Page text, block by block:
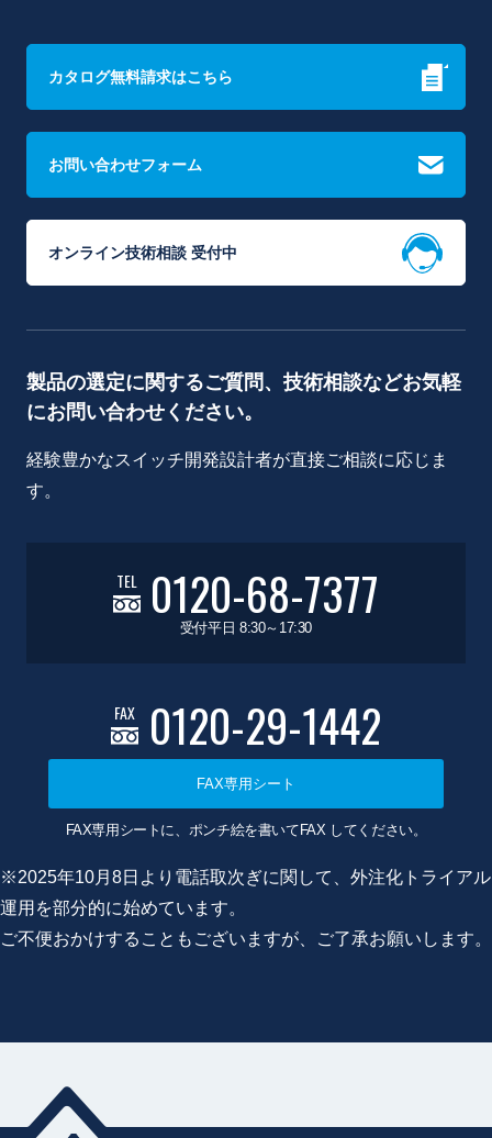
カタログ無料請求はこちら
お問い合わせフォーム
オンライン技術相談 受付中
製品の選定に関するご質問、技術相談などお気軽
にお問い合わせください。
経験豊かなスイッチ開発設計者が直接ご相談に応じま
す。
TEL 0120-68-7377
受付平日 8:30～17:30
FAX 0120-29-1442
FAX専用シート
FAX専用シートに、ポンチ絵を書いてFAX してください。
※2025年10月8日より電話取次ぎに関して、外注化トライアル
運用を部分的に始めています。
ご不便おかけすることもございますが、ご了承お願いします。